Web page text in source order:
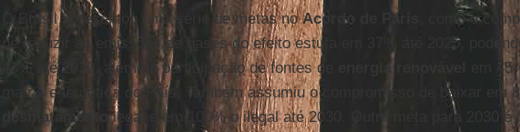
O Brasil apresentou uma série de metas noAcordo de Paris
, como o
de reduzir as emissões de gases do efeito estufa em 37% até 2025,
43% até 2030, além da participação de fontes de
energia renovável
em
matriz energética do País. Também assumiu o compromisso de baixar em
desmatamento legal e em 100% o ilegal até 2030. Outra meta para 2030 é